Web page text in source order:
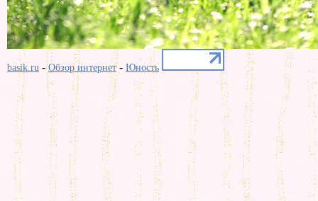
basik.ru -Обзор интернет- Юность